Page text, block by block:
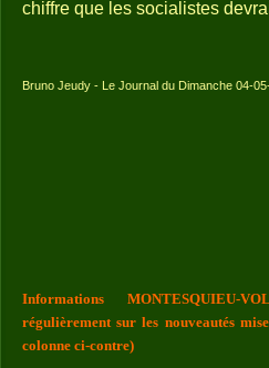
chiffre que les socialistes
Bruno Jeudy - Le Journal du Dimanche 04-
Informations MONTESQUIEU-
régulièrement sur les nouveautés
colonne ci-contre)